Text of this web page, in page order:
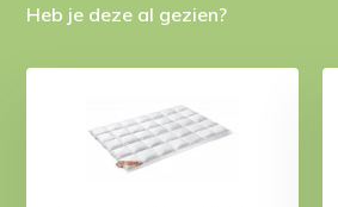
Heb je deze al gezien?